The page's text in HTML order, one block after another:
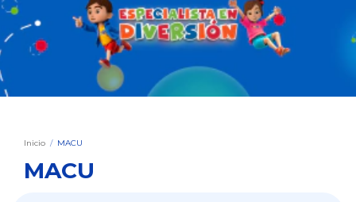
Inicio / MACU
MACU